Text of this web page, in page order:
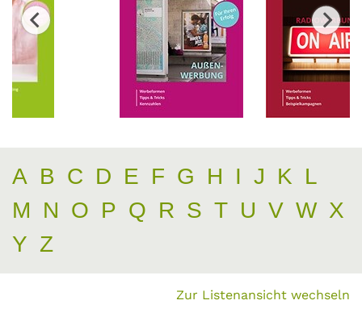
A B C D E F G H I J K L
M
N O P Q R S T U V W X
Y Z
Zur Listenansicht wechseln